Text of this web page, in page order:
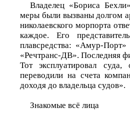
Владелец «Бориса
меры были вызваны долгом
николаевского морпорта
каждое. Его
плавсредства: «Амур-
«Речтранс-ДВ». Последняя
Тот эксплуатировал
переводили на счета
доходя до владельца судов».
Знакомые всё лица